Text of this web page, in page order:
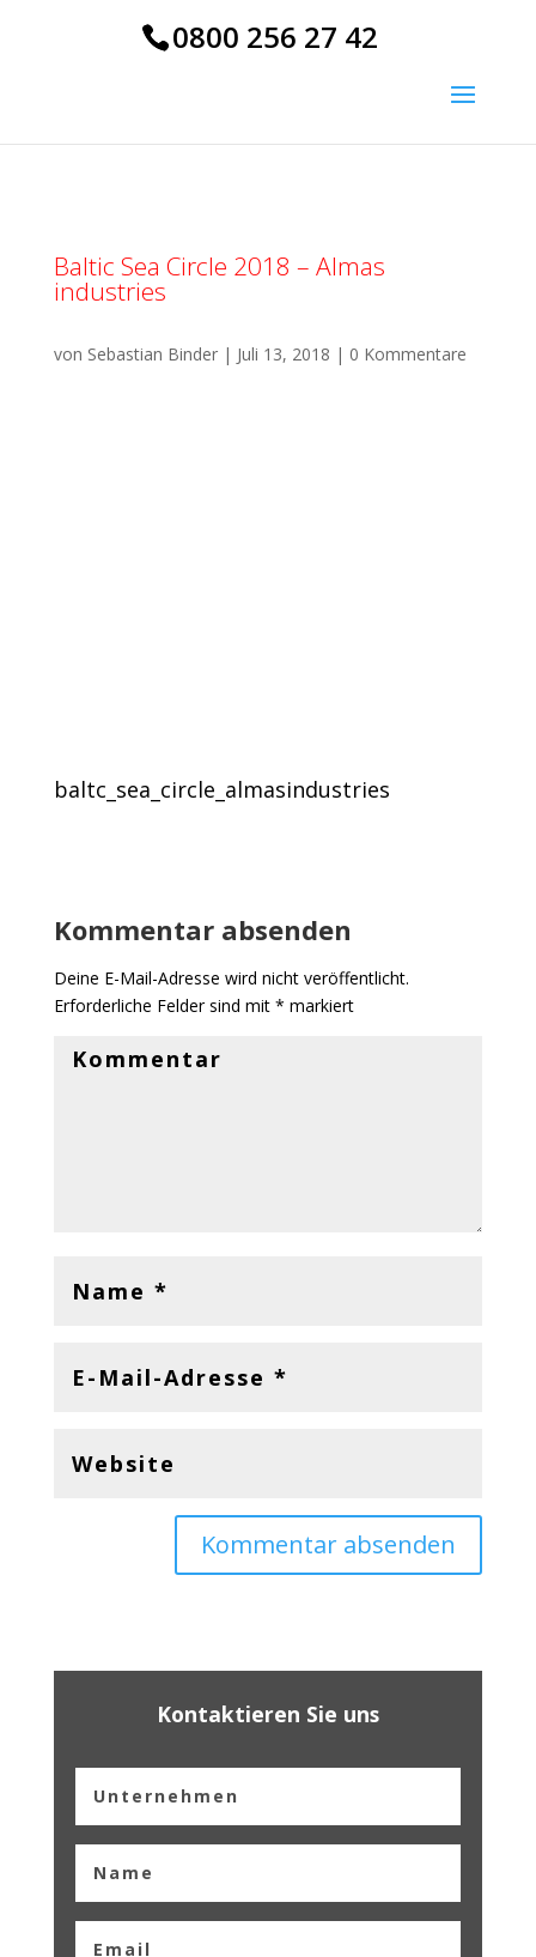
0800 256 27 42
Baltic Sea Circle 2018 – Almas
industries
von Sebastian Binder| Juli 13, 2018 | 0 Kommentare
baltc_sea_circle_almasindustries
Kommentar absenden
Deine E-Mail-Adresse wird nicht veröffentlicht.
Erforderliche Felder sind mit * markiert
Kontaktieren Sie uns